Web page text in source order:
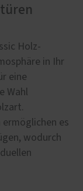
Holz-
in Ihr
eine
Wahl
ermöglichen es
wodurch